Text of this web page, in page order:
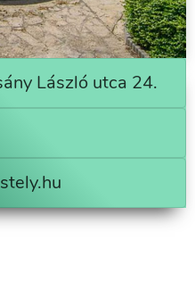
László utca 24.